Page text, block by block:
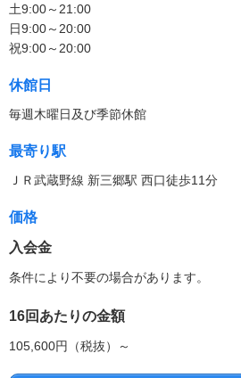
土9:00～21:00
日9:00～20:00
祝9:00～20:00
休館日
毎週木曜日及び季節休館
最寄り駅
ＪＲ武蔵野線 新三郷駅 西口徒歩11分
価格
入会金
条件により不要の場合があります。
16回あたりの金額
105,600円（税抜）～